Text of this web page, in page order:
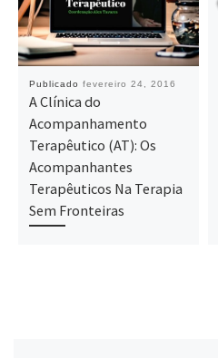
Publicado fevereiro 24, 2016
A Clínica do
Acompanhamento
Terapêutico (AT): Os
Acompanhantes
Terapêuticos Na Terapia
Sem Fronteiras